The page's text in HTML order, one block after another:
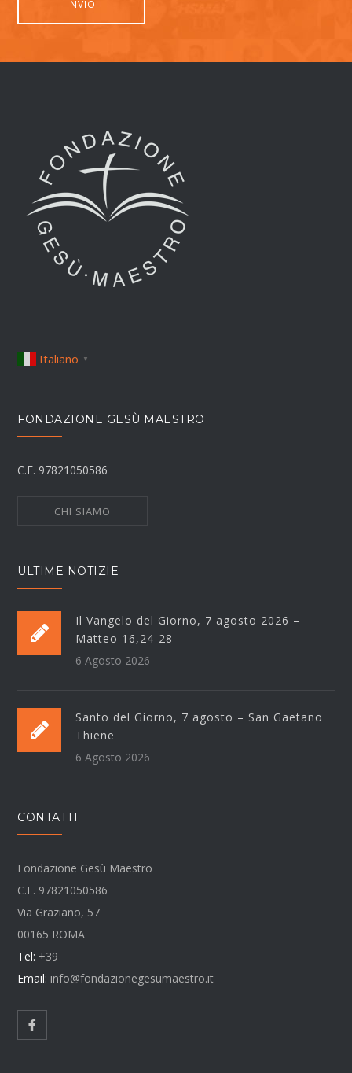
Italiano ▼
FONDAZIONE GESÙ MAESTRO
C.F. 97821050586
CHI SIAMO
ULTIME NOTIZIE
Il Vangelo del Giorno, 7 agosto 2026 –
Matteo 16,24-28
6 Agosto 2026
Santo del Giorno, 7 agosto – San Gaetano
Thiene
6 Agosto 2026
CONTATTI
Fondazione Gesù Maestro
C.F. 97821050586
Via Graziano, 57
00165 ROMA
Tel: +39
Email: info@fondazionegesumaestro.it